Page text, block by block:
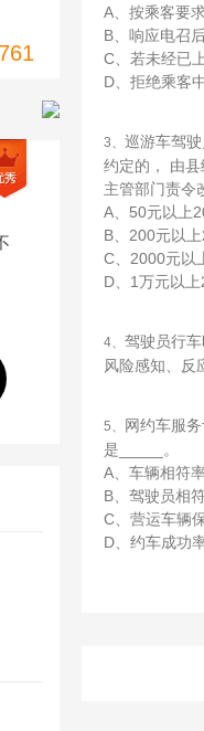
A、按乘客要
B、响应电召
C、若未经已
D、拒绝乘客
3、 巡游车驾
约定的， 由
主管部门责令
A、50元以上
B、200元以
C、2000元以
D、1万元以
4、 驾驶员行
风险感知、反
5、
网约车服
是_____。
A、车辆相符
B、驾驶员相
C、营运车辆
D、约车成功